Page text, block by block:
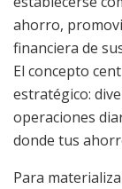
ahorro,
financiera de
El concepto
estratégico:
operaciones
donde tus
Para